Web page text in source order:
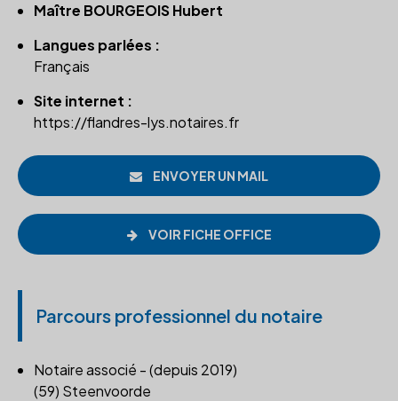
Maître BOURGEOIS Hubert
Langues parlées :
Français
Site internet :
https://flandres-lys.notaires.fr
ENVOYER UN MAIL
VOIR FICHE OFFICE
Parcours professionnel du notaire
Notaire associé - (depuis 2019)
(59) Steenvoorde